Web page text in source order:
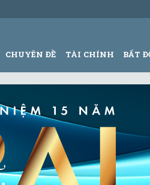
CHUYÊN ĐỀ TÀI CHÍNH BẤT